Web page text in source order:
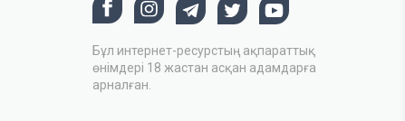
Бұл интернет-ресурстың ақпараттық
өнімдері 18 жастан асқан адамдарға
арналған.